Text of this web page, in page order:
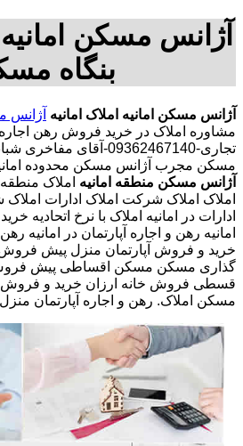
آژانس مسکن امانیه
بنگاه
آژانس مسکن امانیه املاک امانیه آژانس
مشاوره املاک در خرید فروش رهن
تجاری-09362467140-آقای
مسکن مجرب آژانس مسکن محدوده
آژانس مسکن منطقه امانیه املاک
املاک املاک شرکت املاک ادارات املاک
ادارات در امانیه املاک با نرخ اتحادیه
امانیه رهن و اجاره آپارتمان در امانیه
خرید و فروش آپارتمان منزل پیش فروش
گذاری مسکن مسکن اقساطی پیش
قسطی فروش خانه ارزان خرید و فروش
مسکن املاک. رهن و اجاره آپارتمان منزل